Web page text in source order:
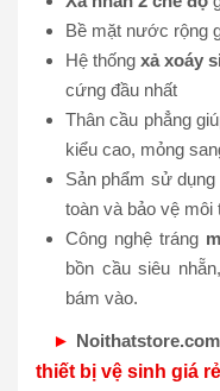
Bề mặt nước rộng
Hệ thống xả xoáy
cứng đầu nhất
Thân cầu phẳng
kiểu cao, mỏng
Sản phẩm sử
toàn và bảo vệ môi
Công nghệ tráng
bồn cầu siêu
bám vào.
► Noithatstore.com
thiết bị vệ sinh giá rẻ